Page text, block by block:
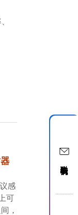
感
可
，